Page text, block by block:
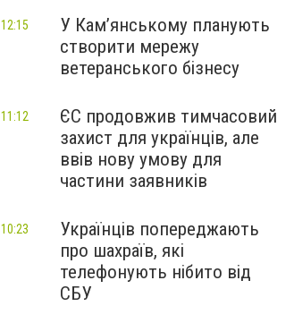
У Кам’янському планують
створити мережу
ветеранського бізнесу
12:15
ЄС продовжив тимчасовий
захист для українців, але
ввів нову умову для
частини заявників
11:12
Українців попереджають
про шахраїв, які
телефонують нібито від
СБУ
10:23